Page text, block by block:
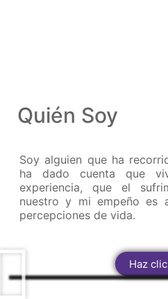
Quién Soy
Soy alguien que ha
ha dado cuenta que
experiencia, que el
nuestro y mi empeño es
percepciones de vida.
Haz